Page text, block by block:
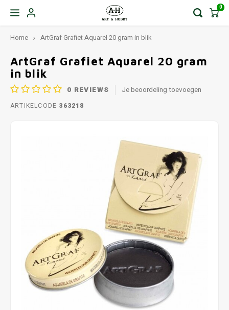
0
Home ArtGraf Grafiet Aquarel 20 gram in blik
ArtGraf Grafiet Aquarel 20 gram
in blik
0 REVIEWS Je beoordeling toevoegen
ARTIKELCODE 363218